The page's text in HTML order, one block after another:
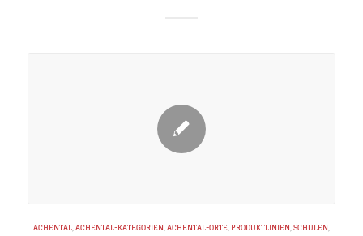
ACHENTAL,ACHENTAL-KATEGORIEN,ACHENTAL-ORTE,PRODUKTLINIEN,SCHULEN,